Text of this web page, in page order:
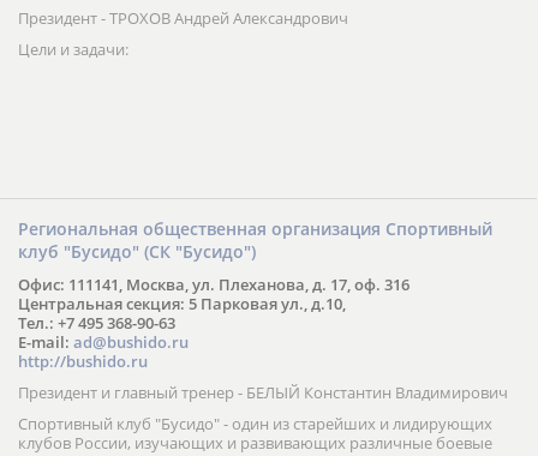
Президент - ТРОХОВ Андрей Александрович
Цели и задачи:
Региональная общественная организация Спортивный
клуб "Бусидо" (СК "Бусидо")
Офис: 111141, Москва, ул. Плеханова, д. 17, оф. 316
Центральная секция: 5 Парковая ул., д.10,
Тел.: +7 495 368-90-63
E-mail: ad@bushido.ru
http://bushido.ru
Президент и главный тренер - БЕЛЫЙ Константин Владимирович
Спортивный клуб "Бусидо" - один из старейших и лидирующих
клубов России, изучающих и развивающих различные боевые